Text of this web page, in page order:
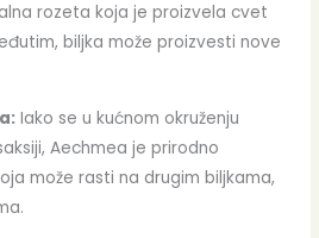
rozeta koja je proizvela cvet
biljka može proizvesti nove
Iako se u kućnom okruženju
Aechmea je prirodno
može rasti na drugim biljkama,